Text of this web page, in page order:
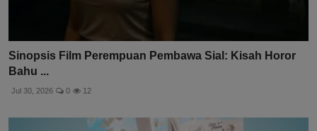
Sinopsis Film Perempuan Pembawa Sial: Kisah Horor
Bahu ...
Jul 30, 2026 0 12